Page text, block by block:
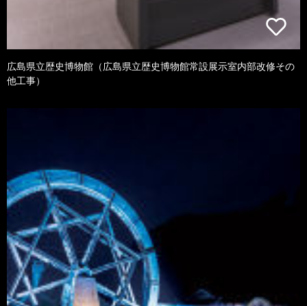
広島県立歴史博物館（広島県立歴史博物館常設展示室内部改修その
他工事）